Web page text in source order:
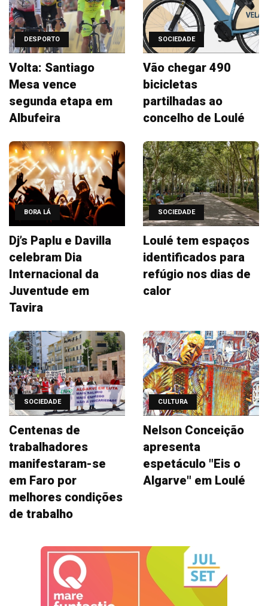
DESPORTO
Volta: Santiago
Mesa vence
segunda etapa em
Albufeira
SOCIEDADE
Vão chegar 490
bicicletas
partilhadas ao
concelho de Loulé
BORA LÁ
Dj’s Paplu e Davilla
celebram Dia
Internacional da
Juventude em
Tavira
SOCIEDADE
Loulé tem espaços
identificados para
refúgio nos dias de
calor
SOCIEDADE
Centenas de
trabalhadores
manifestaram-se
em Faro por
melhores condições
de trabalho
CULTURA
Nelson Conceição
apresenta
espetáculo "Eis o
Algarve" em Loulé